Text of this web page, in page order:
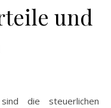
und
die steuerlichen